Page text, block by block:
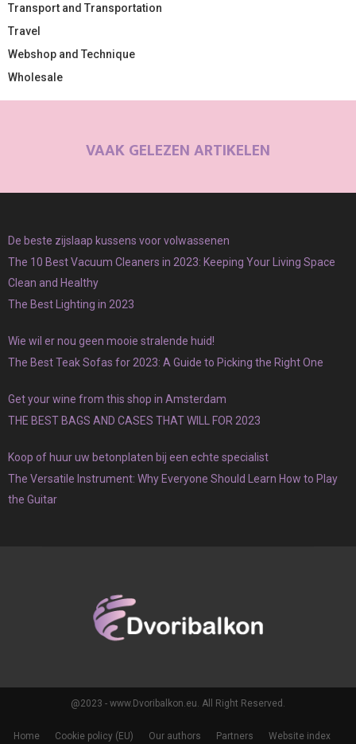
Transport and Transportation
Travel
Webshop and Technique
Wholesale
VAAK GELEZEN ARTIKELEN
De beste zijslaap kussens voor volwassenen
The 10 Best Vacuum Cleaners in 2023: Keeping Your Living Space
Clean and Healthy
The Best Lighting in 2023
Wie wil er nou geen mooie stralende huid!
The Best Teak Sofas for 2023: A Guide to Picking the Right One
Get your wine from this shop in Amsterdam
THE BEST BAGS AND CASES THAT WILL FOR 2023
Koop of huur uw betonplaten bij een echte specialist
The Versatile Instrument: Why Everyone Should Learn How to Play
the Guitar
@2023 - www.Dvoribalkon.eu. All Right Reserved.
Home Cookie policy (EU) Our authors Partners Website index